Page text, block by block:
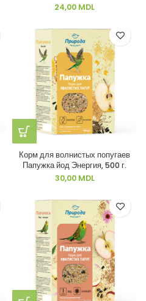
24,00 MDL
Корм для волнистых попугаев
Папужка йод Энергия, 500 г.
30,00 MDL